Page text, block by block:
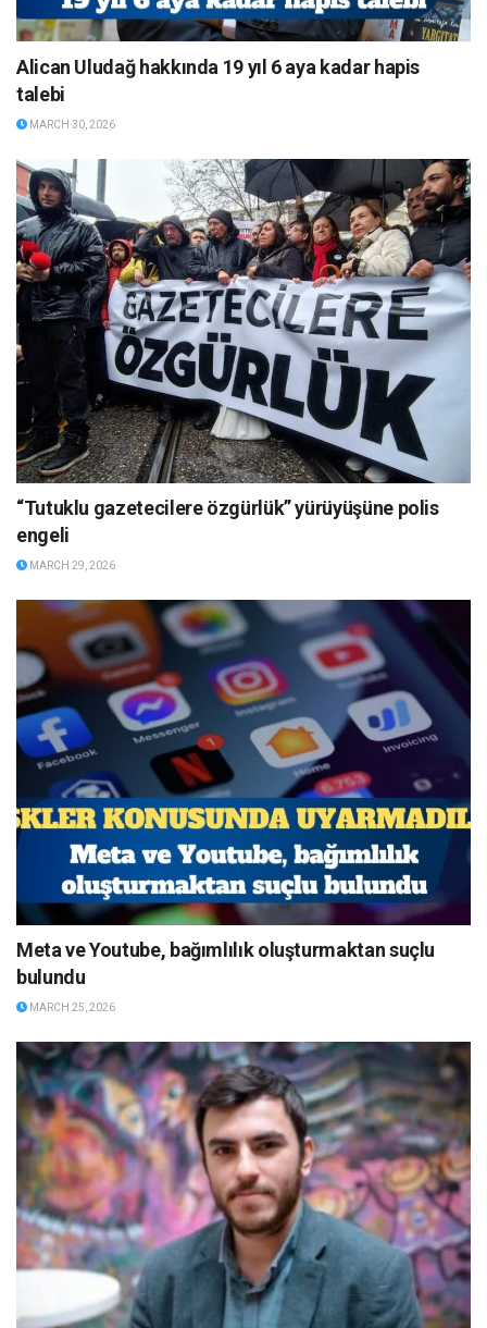
Alican Uludağ hakkında 19 yıl 6 aya kadar hapis
talebi
MARCH 30, 2026
“Tutuklu gazetecilere özgürlük” yürüyüşüne polis
engeli
MARCH 29, 2026
Meta ve Youtube, bağımlılık oluşturmaktan suçlu
bulundu
MARCH 25, 2026